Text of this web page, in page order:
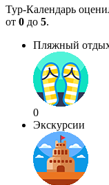
Тур-Календарь
от 0 до 5.
Пляжный
0
Экскурсии